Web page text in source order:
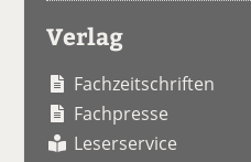
Verlag
Fachzeitschriften
Fachpresse
Leserservice